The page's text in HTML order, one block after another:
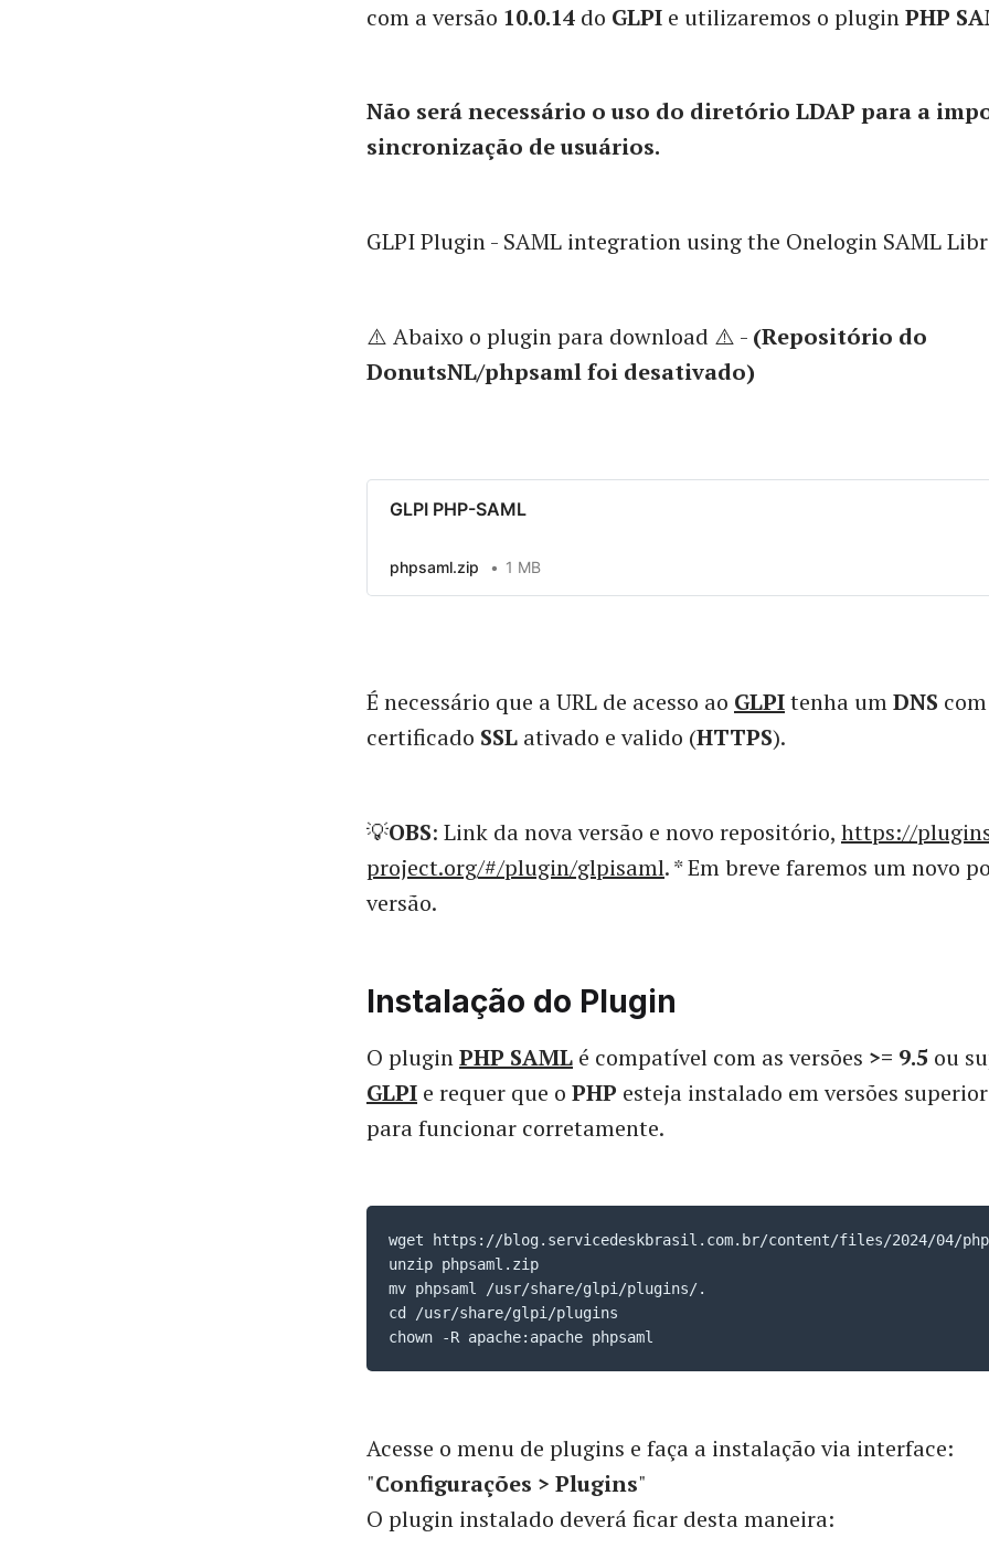
com a versão 10.0.14 do GLPI e utilizaremos o pluginPHP
Não será necessário o uso do diretório LDAP para a
sincronização de usuários.
GLPI Plugin - SAML integration using the Onelogin SAML
⚠️ Abaixo o plugin para download ⚠️ - (Repositório do
DonutsNL/phpsaml foi desativado)
GLPI PHP-SAML
phpsaml.zip 1 MB
É necessário que a URL de acesso ao GLPItenha umDNS
certificado SSL ativado e valido (HTTPS).
💡OBS: Link da nova versão e novo repositório, https://
project.org/#/plugin/glpisaml. * Em breve faremos um novo
versão.
Instalação do Plugin
O pluginPHP SAML é compatível com as versões >= 9.5 ou
GLPI e requer que o PHP esteja instalado em versões
para funcionar corretamente.
wget https://blog.servicedeskbrasil.com.br/content/files/2024/04/
unzip phpsaml.zip
mv phpsaml /usr/share/glpi/plugins/.
cd /usr/share/glpi/plugins
chown -R apache:apache phpsaml
Acesse o menu de plugins e faça a instalação via interface:
"Configurações > Plugins"
O plugin instalado deverá ficar desta maneira: